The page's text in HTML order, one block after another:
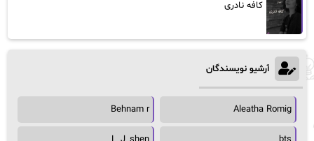
کافه نادری
آرشیو نویسندگان
Aleatha Romig
Behnam r